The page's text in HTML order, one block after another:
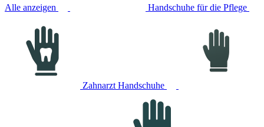
Alle anzeigen Handschuhe für die Pflege
Zahnarzt Handschuhe